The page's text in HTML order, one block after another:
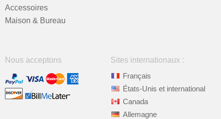
Accessoires
Maison & Bureau
Nous acceptons
Sites internationaux :
Français
États-Unis et international
Canada
Allemagne